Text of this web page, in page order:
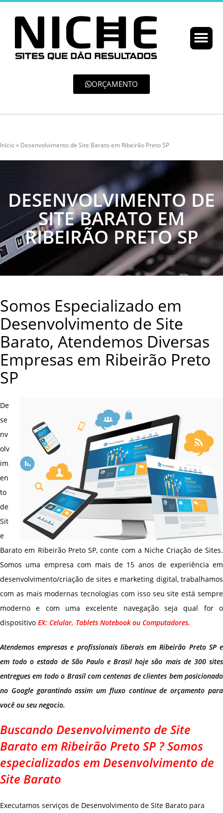
ORÇAMENTO
Início» Desenvolvimento de Site Barato em Ribeirão Preto SP
DESENVOLVIMENTO DE
SITE BARATO EM
RIBEIRÃO PRETO SP
Somos Especializado em
Desenvolvimento de Site
Barato, Atendemos Diversas
Empresas em Ribeirão Preto
SP
De
se
nv
olv
im
en
to
de
Sit
e
Barato em Ribeirão Preto SP, conte com a Niche Criação de Sites.
Somos uma empresa com mais de 15 anos de experiência em
desenvolvimento/criação de sites e marketing digital, trabalhamos
com as mais modernas tecnologias com isso seu site está sempre
moderno e com uma excelente navegação seja qual for o
dispositivo EX: Celular, Tablets Notebook ou Computadores.
Atendemos empresas e profissionais liberais em Ribeirão Preto SP e
em todo o estado de São Paulo e Brasil hoje são mais de 300 sites
entregues em todo o Brasil com centenas de clientes bem posicionado
no Google garantindo assim um fluxo continue de orçamento para
você ou seu negocio.
Buscando Desenvolvimento de Site
Barato em Ribeirão Preto SP ? Somos
especializados em Desenvolvimento de
Site Barato
Executamos serviços de Desenvolvimento de Site Barato para